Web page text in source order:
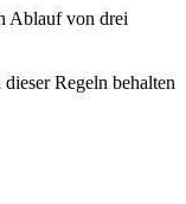
Ablauf von drei
Regeln behalten